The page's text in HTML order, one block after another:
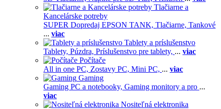
Tlačiarne a
Kancelárske potreby
SUPER Dopredaj EPSON TANK, Tlačiarne, Tankové
... viac
Tablety a príslušenstvo
Tablety, Púzdra, Príslušenstvo pre tablety, ... viac
Počítače
All in one PC, Zostavy PC, Mini PC, ... viac
Gaming
Gaming PC a notebooky, Gaming monitory a pro ...
viac
Nositeľná elektronika